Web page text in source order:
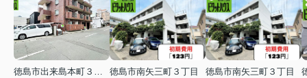
徳島市南矢三町３丁目
徳島市南矢三町３丁目